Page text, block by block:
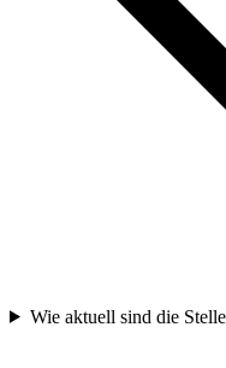
Wie aktuell sind die